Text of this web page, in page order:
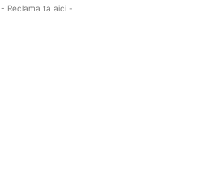
- Reclama ta aici -